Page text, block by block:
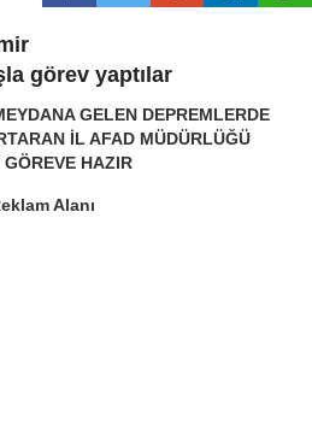
görev yaptılar
GELEN DEPREMLERDE
İL AFAD MÜDÜRLÜĞÜ
HAZIR
Alanı